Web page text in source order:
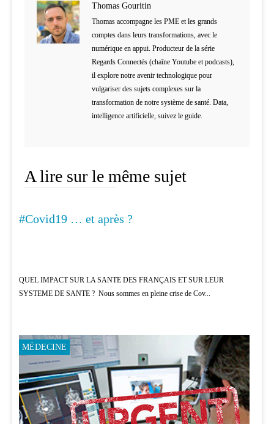
Thomas Gouritin
Thomas accompagne les PME et les grands
comptes dans leurs transformations, avec le
numérique en appui. Producteur de la série
Regards Connectés (chaîne Youtube et podcasts),
il explore notre avenir technologique pour
vulgariser des sujets complexes sur la
transformation de notre système de santé. Data,
intelligence artificielle, suivez le guide.
A lire sur le même sujet
MÉDECINE
#Covid19 … et après ?
QUEL IMPACT SUR LA SANTE DES FRANÇAIS ET SUR LEUR
SYSTEME DE SANTE ? Nous sommes en pleine crise de Cov...
MÉDECINE